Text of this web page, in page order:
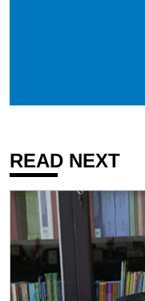
READ NEXT